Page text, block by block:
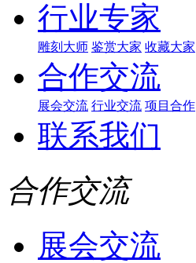
行业专家
雕刻大师 鉴赏大家 收藏大家
合作交流
展会交流 行业交流 项目合作
联系我们
合作交流
展会交流